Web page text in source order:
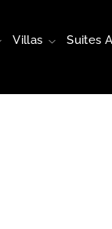
Villas Suites